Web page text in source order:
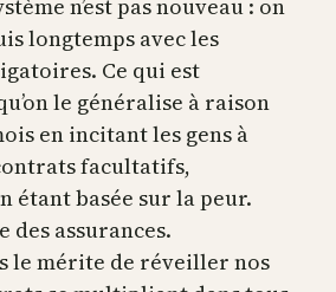
n’est pas nouveau : on
longtemps avec les
Ce qui est
le généralise à raison
en incitant les gens à
facultatifs,
étant basée sur la peur.
des assurances.
le mérite de réveiller nos